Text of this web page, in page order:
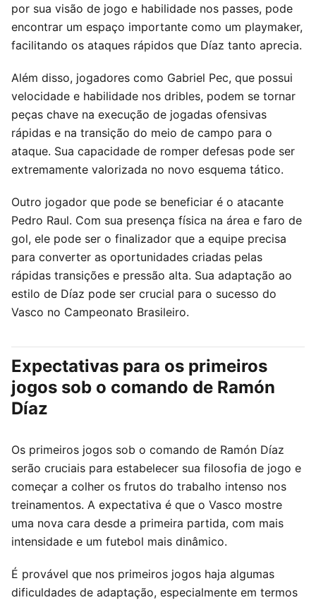
por sua visão de jogo e habilidade nos passes, pode
encontrar um espaço importante como um playmaker,
facilitando os ataques rápidos que Díaz tanto aprecia.
Além disso, jogadores como Gabriel Pec, que possui
velocidade e habilidade nos dribles, podem se tornar
peças chave na execução de jogadas ofensivas
rápidas e na transição do meio de campo para o
ataque. Sua capacidade de romper defesas pode ser
extremamente valorizada no novo esquema tático.
Outro jogador que pode se beneficiar é o atacante
Pedro Raul. Com sua presença física na área e faro de
gol, ele pode ser o finalizador que a equipe precisa
para converter as oportunidades criadas pelas
rápidas transições e pressão alta. Sua adaptação ao
estilo de Díaz pode ser crucial para o sucesso do
Vasco no Campeonato Brasileiro.
Expectativas para os primeiros
jogos sob o comando de Ramón
Díaz
Os primeiros jogos sob o comando de Ramón Díaz
serão cruciais para estabelecer sua filosofia de jogo e
começar a colher os frutos do trabalho intenso nos
treinamentos. A expectativa é que o Vasco mostre
uma nova cara desde a primeira partida, com mais
intensidade e um futebol mais dinâmico.
É provável que nos primeiros jogos haja algumas
dificuldades de adaptação, especialmente em termos